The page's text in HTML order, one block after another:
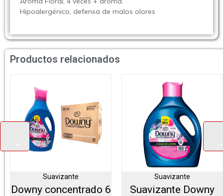
Hipoalergénico, defensa de malos olores
Productos relacionados
Suavizante
Downy concentrado 6
Suavizante
Suavizante Downy